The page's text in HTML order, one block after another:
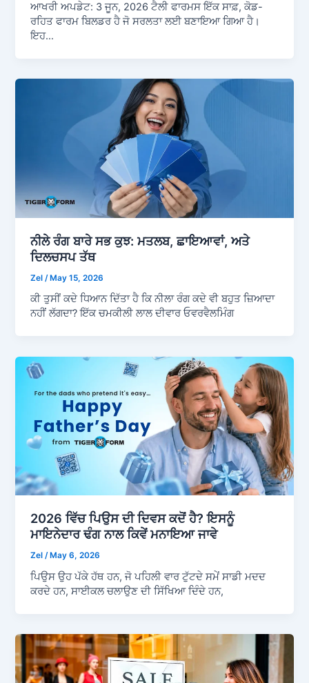
ਆਖਰੀ ਅਪਡੇਟ: 3 ਜੂਨ, 2026 ਟੈਲੀ ਫਾਰਮਸ ਇੱਕ ਸਾਫ਼, ਕੋਡ-
ਰਹਿਤ ਫਾਰਮ ਬਿਲਡਰ ਹੈ ਜੋ ਸਰਲਤਾ ਲਈ ਬਣਾਇਆ ਗਿਆ ਹੈ।
ਇਹ…
ਨੀਲੇ ਰੰਗ ਬਾਰੇ ਸਭ ਕੁਝ: ਮਤਲਬ, ਛਾਇਆਵਾਂ, ਅਤੇ
ਦਿਲਚਸਪ ਤੱਥ
Zel /May 15, 2026
ਕੀ ਤੁਸੀਂ ਕਦੇ ਧਿਆਨ ਦਿੱਤਾ ਹੈ ਕਿ ਨੀਲਾ ਰੰਗ ਕਦੇ ਵੀ ਬਹੁਤ ਜ਼ਿਆਦਾ
ਨਹੀਂ ਲੱਗਦਾ? ਇੱਕ ਚਮਕੀਲੀ ਲਾਲ ਦੀਵਾਰ ਓਵਰਵੈਲਮਿੰਗ
2026 ਵਿੱਚ ਪਿਉਸ ਦੀ ਦਿਵਸ ਕਦੋਂ ਹੈ? ਇਸਨੂੰ
ਮਾਇਨੇਦਾਰ ਢੰਗ ਨਾਲ ਕਿਵੇਂ ਮਨਾਇਆ ਜਾਵੇ
Zel/May 6, 2026
ਪਿਉਸ ਉਹ ਪੱਕੇ ਹੱਥ ਹਨ, ਜੋ ਪਹਿਲੀ ਵਾਰ ਟੁੱਟਦੇ ਸਮੇਂ ਸਾਡੀ ਮਦਦ
ਕਰਦੇ ਹਨ, ਸਾਈਕਲ ਚਲਾਉਣ ਦੀ ਸਿੱਖਿਆ ਦਿੰਦੇ ਹਨ,